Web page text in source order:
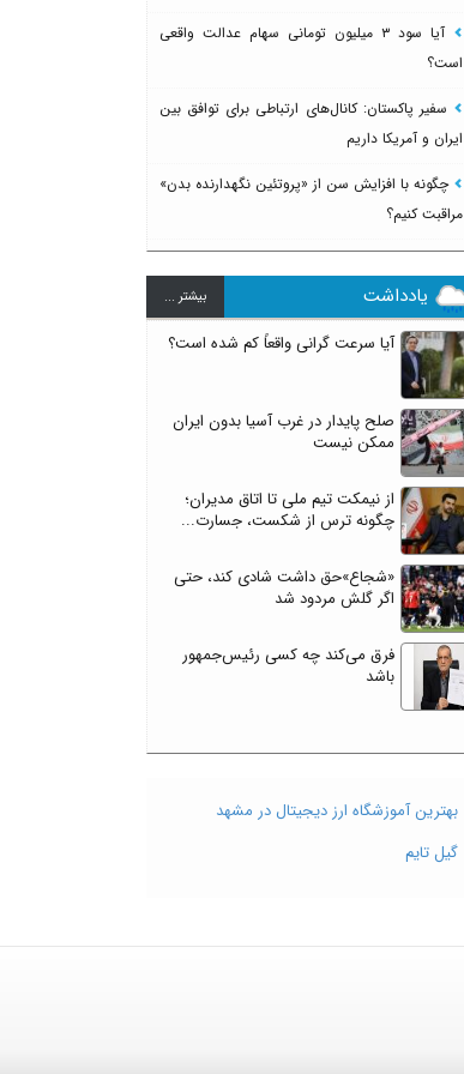
آیا سود ۳ میلیون تومانی سهام عدالت واقعی
است؟
سفیر پاکستان: کانال‌های ارتباطی برای توافق بین
ایران و آمریکا داریم
چگونه با افزایش سن از «پروتئین نگهدارنده بدن»
مراقبت کنیم؟
یادداشت بيشتر ...
آیا سرعت گرانی واقعاً کم شده است؟
صلح پایدار در غرب آسیا بدون ایران
ممکن نیست
از نیمکت تیم ملی تا اتاق مدیران؛
چگونه ترس از شکست، جسارت...
«شجاع»حق داشت شادی کند، حتی
اگر گلش مردود شد
فرق می‌کند چه کسی رئیس‌جمهور
باشد
بهترین آموزشگاه ارز دیجیتال در مشهد
گیل تایم